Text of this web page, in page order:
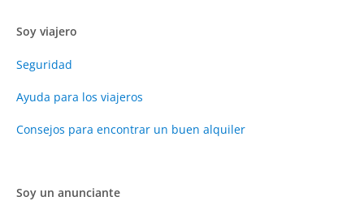
Soy viajero
Seguridad
Ayuda para los viajeros
Consejos para encontrar un buen alquiler
Soy un anunciante